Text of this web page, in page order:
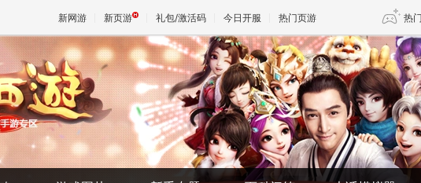
新网游 新页游 礼包/激活码 今日开服 热门页游 热
魔兽 DNF 传
天堂 剑网3旗舰版 新天